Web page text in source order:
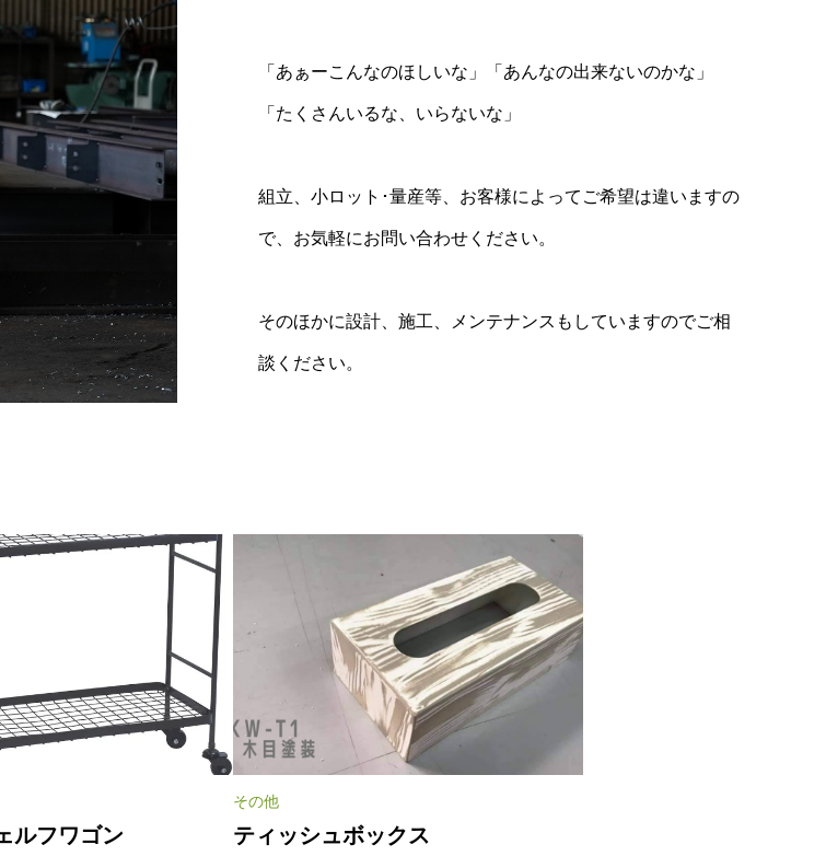
「あぁーこんなのほしいな」「あんなの出来ないのかな」
「たくさんいるな、いらないな」
組立、小ロット･量産等、お客様によってご希望は違いますの
で、お気軽にお問い合わせください。
そのほかに設計、施工、メンテナンスもしていますのでご相
談ください。
ルフワゴン
その他
ティッシュボックス